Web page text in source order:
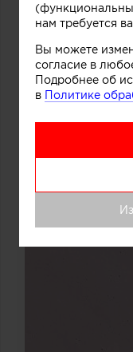
нам требуется
Вы можете
согласие в
Подробнее об
в Политике